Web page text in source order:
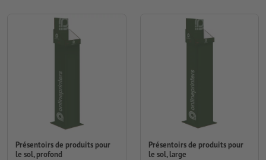
Présentoirs de produits pour
le sol, profond
Présentoirs de produits pour
le sol, large